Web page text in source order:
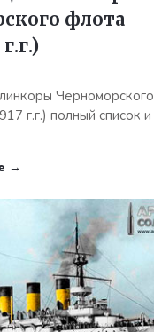
флота
Черноморского
г.г.) полный список и
→